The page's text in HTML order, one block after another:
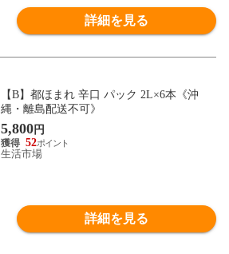
詳細を見る
【B】都ほまれ 辛口 パック 2L×6本《沖
縄・離島配送不可》
5,800円
52
生活市場
詳細を見る